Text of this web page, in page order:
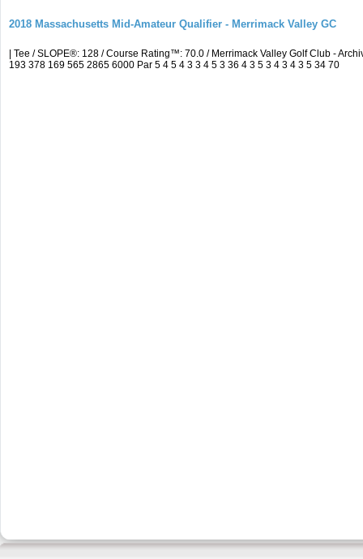
2018 Massachusetts Mid-Amateur Qualifier - Merrimack Valley GC
| Tee / SLOPE®: 128 / Course Rating™: 70.0 / Merrimack Valley Golf Club -
193 378 169 565 2865 6000 Par 5 4 5 4 3 3 4 5 3 36 4 3 5 3 4 3 4 3 5 34 70